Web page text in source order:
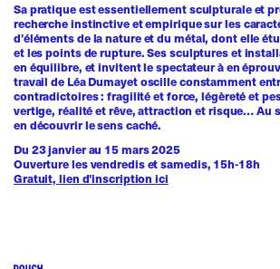
Sa pratique est essentiellement sculpturale et
recherche instinctive et empirique sur les
d'éléments de la nature et du métal, dont elle
et les points de rupture. Ses sculptures et
en équilibre, et invitent le spectateur à en
travail de Léa Dumayet oscille constamment
contradictoires : fragilité et force, légèreté et
vertige, réalité et rêve, attraction et risque… Au
en découvrir le sens caché.
Du 23 janvier au 15 mars 2025
Ouverture les vendredis et samedis, 15h-18h
Gratuit, lien d'inscription ici